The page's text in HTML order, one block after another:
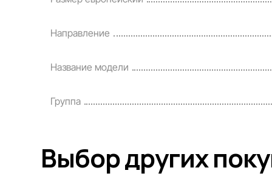
Направление
Название модели
Группа
Выбор других